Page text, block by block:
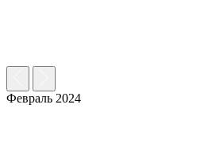
Февраль 2024